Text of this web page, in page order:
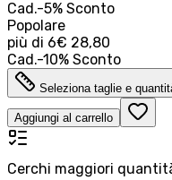
Cad.-5% Sconto
Popolare
più di 6€ 28,80
Cad.-10% Sconto
Seleziona taglie e
Aggiungi al carrello
Cerchi maggiori